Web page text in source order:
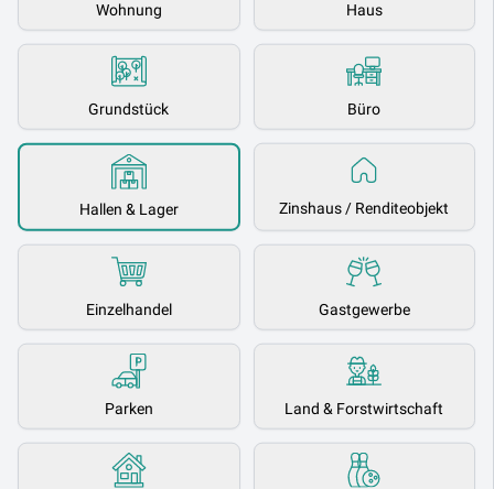
Wohnung Haus
Grundstück Büro
Hallen & Lager Zinshaus / Renditeobjekt
Einzelhandel Gastgewerbe
Parken Land & Forstwirtschaft